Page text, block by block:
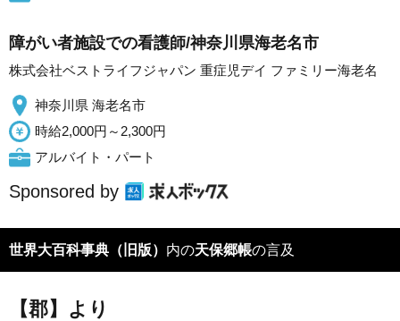
障がい者施設での看護師/神奈川県海老名市
株式会社ベストライフジャパン 重症児デイ ファミリー海老名
神奈川県 海老名市
時給2,000円～2,300円
アルバイト・パート
Sponsored by
世界大百科事典（旧版） 内の天保郷帳の言及
【郡】より